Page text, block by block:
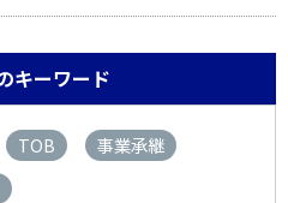
キーワード
TOB
事業承継